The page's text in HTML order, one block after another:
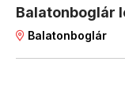
Balatonboglár
Balatonboglár